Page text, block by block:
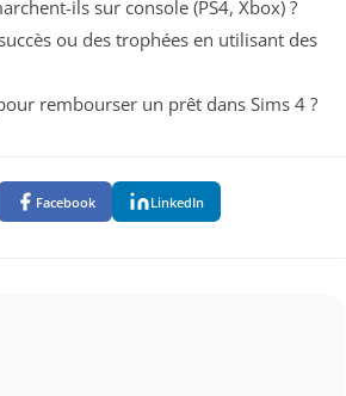
ils sur console (PS4, Xbox) ?
ou des trophées en utilisant des
rembourser un prêt dans Sims 4 ?
Facebook LinkedIn